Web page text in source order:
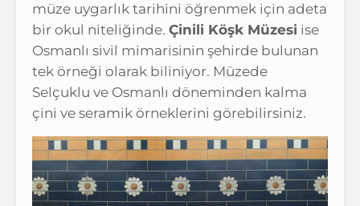
müze uygarlık tarihini öğrenmek için adeta
bir okul niteliğinde. Çinili Köşk Müzesi ise
Osmanlı sivil mimarisinin şehirde bulunan
tek örneği olarak biliniyor. Müzede
Selçuklu ve Osmanlı döneminden kalma
çini ve seramik örneklerini görebilirsiniz.